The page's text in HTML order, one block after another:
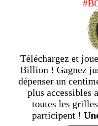
Téléchargez et
Billion ! Gagnez
dépenser un
plus accessibles
toutes les
participent !